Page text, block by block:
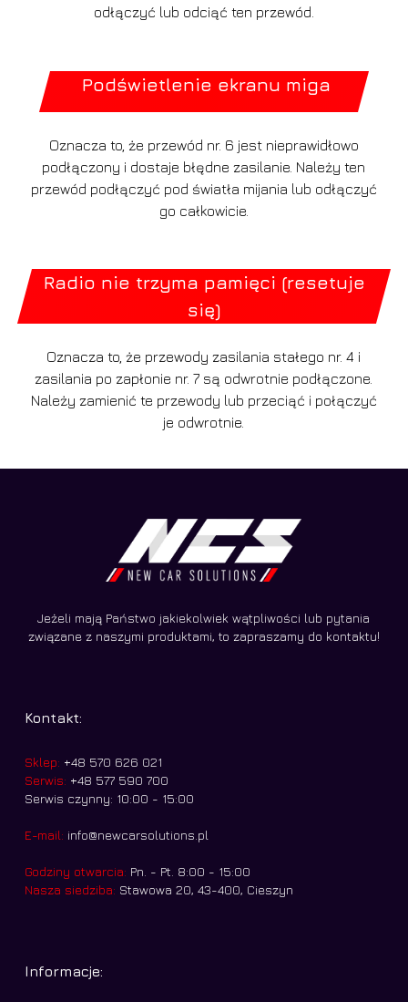
odłączyć lub odciąć ten przewód.
Podświetlenie ekranu miga
Oznacza to, że przewód nr. 6 jest nieprawidłowo
podłączony i dostaje błędne zasilanie. Należy ten
przewód podłączyć pod światła mijania lub odłączyć
go całkowicie.
Radio nie trzyma pamięci (resetuje
się)
Oznacza to, że przewody zasilania stałego nr. 4 i
zasilania po zapłonie nr. 7 są odwrotnie podłączone.
Należy zamienić te przewody lub przeciąć i połączyć
je odwrotnie.
Jeżeli mają Państwo jakiekolwiek wątpliwości lub pytania
związane z naszymi produktami, to zapraszamy do kontaktu!
Kontakt:
Sklep: +48 570 626 021
Serwis: +48 577 590 700
Serwis czynny: 10:00 - 15:00
E-mail: info@newcarsolutions.pl
Godziny otwarcia: Pn. - Pt. 8:00 - 15:00
Nasza siedziba: Stawowa 20, 43-400, Cieszyn
Informacje: